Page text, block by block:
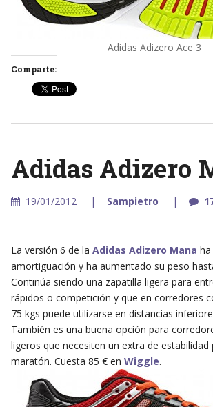
Adidas Adizero Ace 3
Comparte:
Adidas Adizero
19/01/2012 Sampietro
La versión 6 de la Adidas Adizero Mana
amortiguación y ha aumentado su peso
Continúa siendo una zapatilla ligera para
rápidos o competición y que en corredores
75 kgs puede utilizarse en distancias
También es una buena opción para
ligeros que necesiten un extra de
maratón. Cuesta 85 € en Wiggle.